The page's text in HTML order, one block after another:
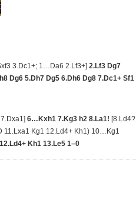
3.Dc1+; 1…Da6 2.Lf3+] 2.Lf3 Dg7
Dg6 5.Dh7 Dg5 6.Dh6 Dg8 7.Dc1+ Sf1
6…Kxh1 7.Kg3 h2 8.La1! [8.Ld4?
11.Lxa1 Kg1 12.Ld4+ Kh1) 10…Kg1
Kh1 13.Le5 1–0